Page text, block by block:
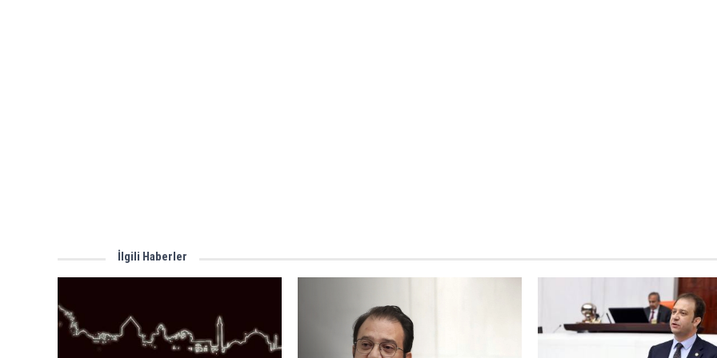
İlgili Haberler